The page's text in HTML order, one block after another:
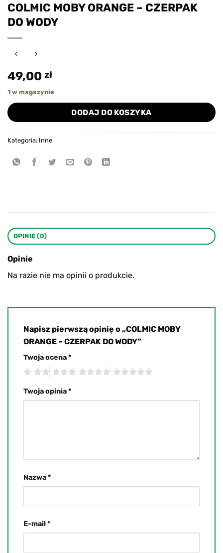
COLMIC MOBY ORANGE – CZERPAK
DO WODY
49,00 zł
1 w magazynie
DODAJ DO KOSZYKA
Kategoria: Inne
OPINIE (0)
Opinie
Na razie nie ma opinii o produkcie.
Napisz pierwszą opinię o „COLMIC MOBY
ORANGE – CZERPAK DO WODY”
Twoja ocena*
Twoja opinia*
Nazwa*
E-mail*